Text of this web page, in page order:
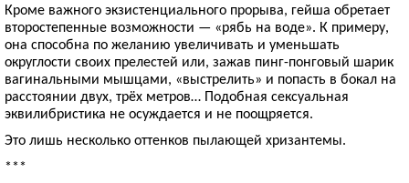
Кроме важного экзистенциального прорыва, гейша обретает
второстепенные возможности — «рябь на воде». К примеру,
она способна по желанию увеличивать и уменьшать
округлости своих прелестей или, зажав пинг-понговый шарик
вагинальными мышцами, «выстрелить» и попасть в бокал на
расстоянии двух, трёх метров… Подобная сексуальная
эквилибристика не осуждается и не поощряется.
Это лишь несколько оттенков пылающей хризантемы.
***